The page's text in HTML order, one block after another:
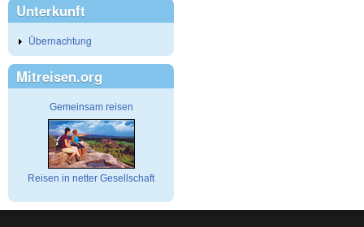
Unterkunft
Übernachtung
Mitreisen.org
Gemeinsam reisen
Reisen in netter Gesellschaft